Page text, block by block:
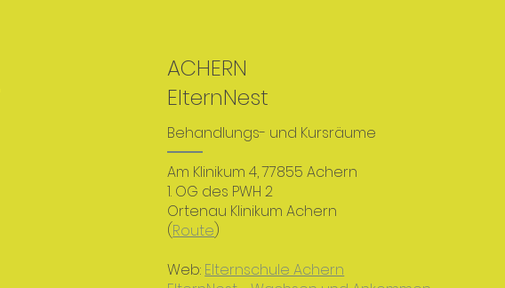
ACHERN
ElternNest
Behandlungs- und Kursräume
Am Klinikum 4,77855 Achern
1. OG des PWH 2
Ortenau Klinikum Achern​
(Route)
​Web: Elternschule Achern